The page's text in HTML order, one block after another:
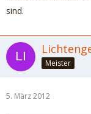
sind.
Meister
5. März 2012